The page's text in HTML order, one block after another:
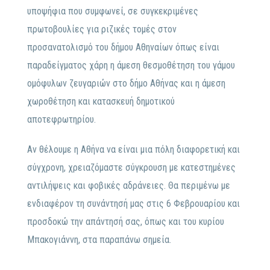
υποψήφια που συμφωνεί, σε συγκεκριμένες
πρωτοβουλίες για ριζικές τομές στον
προσανατολισμό του δήμου Αθηναίων όπως είναι
παραδείγματος χάρη η άμεση θεσμοθέτηση του γάμου
ομόφυλων ζευγαριών στο δήμο Αθήνας και η άμεση
χωροθέτηση και κατασκευή δημοτικού
αποτεφρωτηρίου.
Αν θέλουμε η Αθήνα να είναι μια πόλη διαφορετική και
σύγχρονη, χρειαζόμαστε σύγκρουση με κατεστημένες
αντιλήψεις και φοβικές αδράνειες. Θα περιμένω με
ενδιαφέρον τη συνάντησή μας στις 6 Φεβρουαρίου και
προσδοκώ την απάντησή σας, όπως και του κυρίου
Μπακογιάννη, στα παραπάνω σημεία.